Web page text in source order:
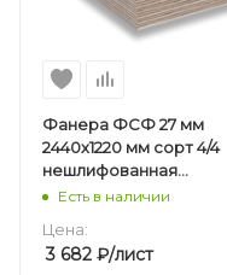
Фанера ФСФ 27 мм
2440х1220 мм сорт 4/4
нешлифованная
березовая
Есть в наличии
Цена:
3 682 ₽/лист